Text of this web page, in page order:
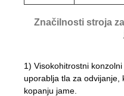
Značilnosti stroja
1) Visokohitrostni
uporablja tla za odvijanje,
kopanju jame.